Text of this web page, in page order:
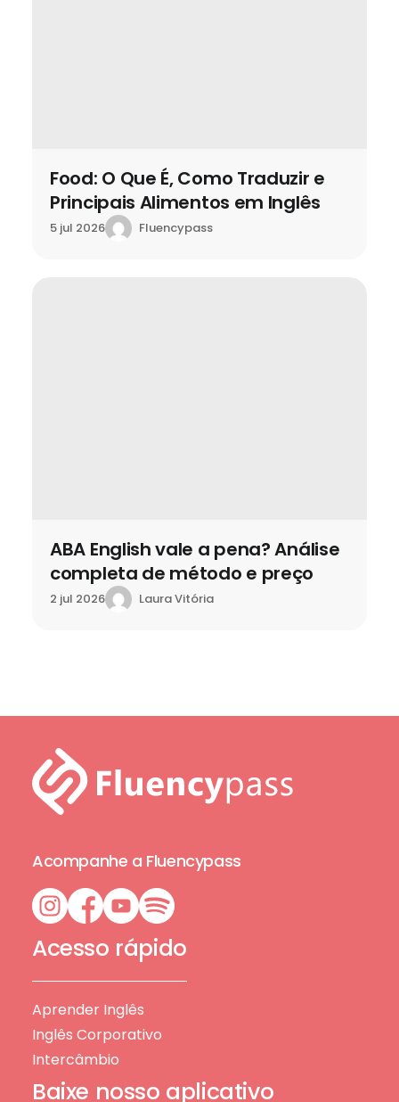
Food: O Que É, Como Traduzir e
Principais Alimentos em Inglês
5 jul 2026 Fluencypass
ABA English vale a pena? Análise
completa de método e preço
2 jul 2026 Laura Vitória
Acompanhe a Fluencypass
Acesso rápido
Aprender Inglês
Inglês Corporativo
Intercâmbio
Baixe nosso aplicativo